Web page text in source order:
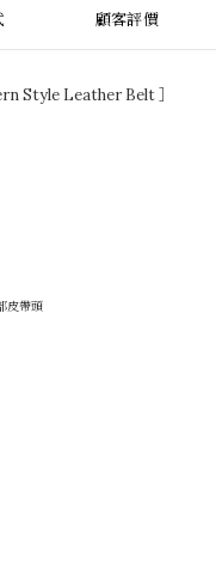
顧客評價
Style Leather Belt ］
皮帶頭